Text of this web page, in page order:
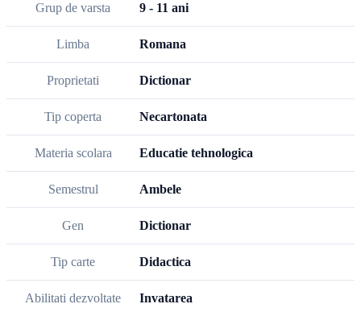
Grup de varsta 9 - 11 ani
Limba Romana
Proprietati Dictionar
Tip coperta Necartonata
Materia scolara Educatie tehnologica
Semestrul Ambele
Gen Dictionar
Tip carte Didactica
Abilitati dezvoltate Invatarea